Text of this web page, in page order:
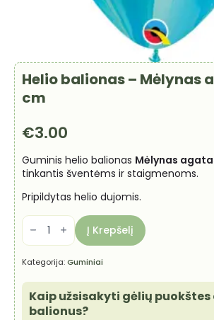
Helio balionas – Mėlynas
cm
€3.00
Guminis helio balionas Mėlynas
tinkantis šventėms ir staigmenoms.
Pripildytas helio dujomis.
produkto
kiekis:
Helio
balionas
-
Mėlynas
agatas,
33
cm
Į Krepšelį
Kategorija:Guminiai
Kaip užsisakyti gėlių
balionus?